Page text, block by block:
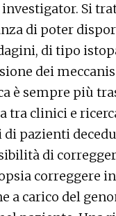
Si
di poter
di tipo
dei
è sempre più
tra clinici e
di pazienti
di
correggere
a carico del